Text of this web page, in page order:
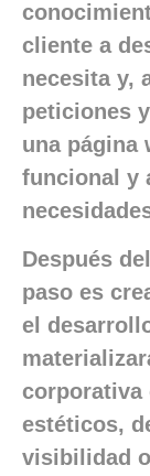
cliente a
necesita y,
peticiones
una página
funcional y
Después
paso es
el
corporativa
estéticos,
visibilidad